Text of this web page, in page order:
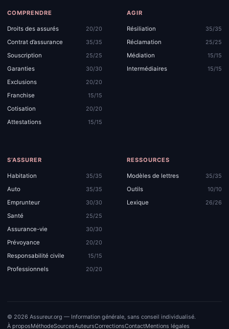
COMPRENDRE
Droits des assurés
20/20
Contrat d’assurance
35/35
Souscription
25/25
Garanties
30/30
Exclusions
20/20
Franchise
15/15
Cotisation
20/20
Attestations
15/15
AGIR
Résiliation
35/35
Réclamation
25/25
Médiation
15/15
Intermédiaires
15/15
S’ASSURER
Habitation
35/35
Auto
35/35
Emprunteur
30/30
Santé
25/25
Assurance-vie
30/30
Prévoyance
20/20
Responsabilité civile
15/15
Professionnels
20/20
RESSOURCES
Modèles de lettres
35/35
Outils
10/10
Lexique
26/26
© 2026 Assureur.org — Information générale, sans conseil individualisé.
À proposMéthodeSourcesAuteursCorrectionsContactMentions légales